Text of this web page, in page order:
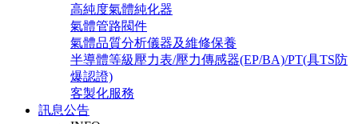
高純度氣體純化器
氣體管路閥件
氣體品質分析儀器及維修保養
半導體等級壓力表/壓力傳感器(EP/BA)/PT(具TS防
爆認證)
客製化服務
訊息公告